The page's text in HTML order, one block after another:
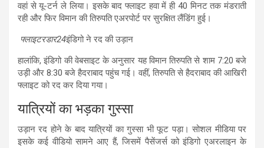
वहां से यू-टर्न ले लिया। इसके बाद फ्लाइट हवा में ही 40 मिनट तक मंडराती
रही और फिर विमान की तिरुपति एअरपोर्ट पर सुरक्षित लैंडिंग हुई।
फ्लाइटरडार24इंडिगो ने रद की उड़ान
हालांकि, इंडिगो की वेबसाइट के अनुसार यह विमान तिरुपति से शाम 7:20 बजे
उड़ी और 8:30 बजे हैदराबाद पहुंच गई। वहीं, तिरुपति से हैदराबाद की आखिरी
फ्लाइट को रद कर दिया गया।
यात्रियों का भड़का गुस्सा
उड़ान रद होने के बाद यात्रियों का गुस्सा भी फूट पड़ा। सोशल मीडिया पर
इसके कई वीडियो सामने आए हैं, जिसमें पैसेंजर्स को इंडिगो एअरलाइन के